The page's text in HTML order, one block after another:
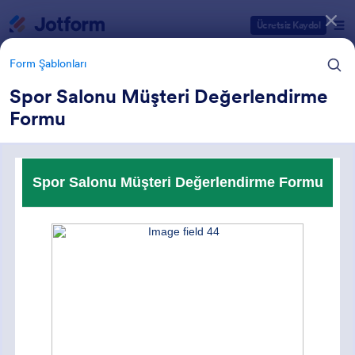
Ücretsiz Kaydol
Form Şablonları
Spor Salonu Müşteri Değerlendirme
Formu
Spor Formları
79 Şablon
Form Şablonu Kategorileri